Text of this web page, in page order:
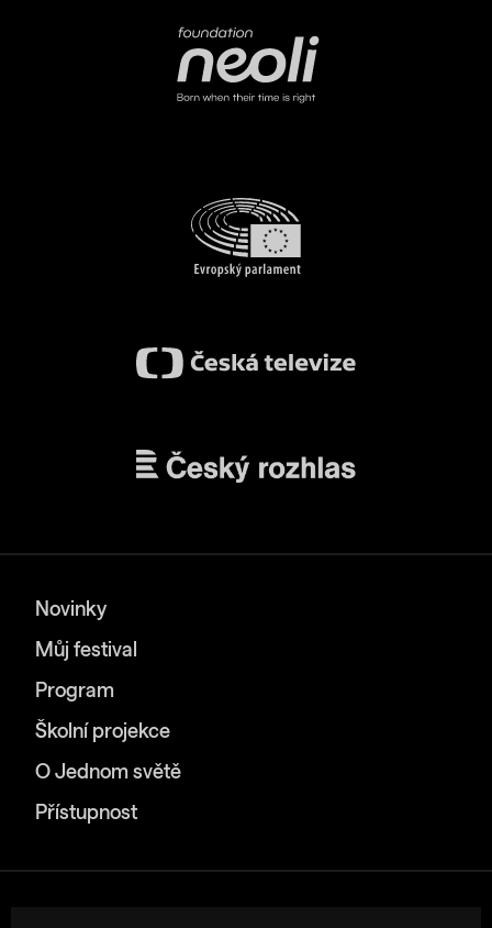
Novinky
Můj festival
Program
Školní projekce
O Jednom světě
Přístupnost